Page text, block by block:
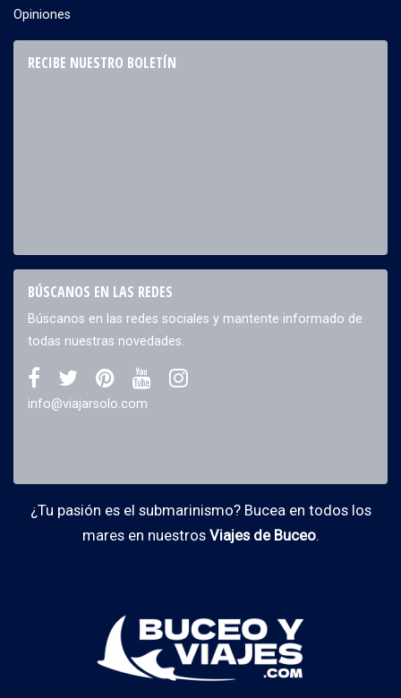
Opiniones
RECIBE NUESTRO BOLETÍN
BÚSCANOS EN LAS REDES
Búscanos en las redes sociales y mantente informado de
todas nuestras novedades.
info@viajarsolo.com
¿Tu pasión es el submarinismo? Bucea en todos los
mares en nuestros Viajes de Buceo.